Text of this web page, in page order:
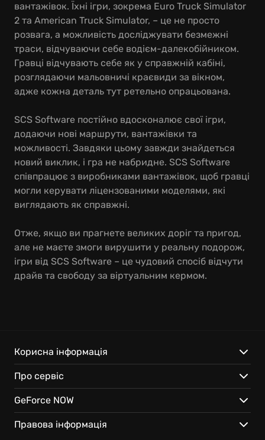
вантажівок. Їхні ігри, зокрема Euro Truck Simulator
2 та American Truck Simulator, – це не просто
розвага, а можливість досліджувати безмежні
траси, відчуваючи себе водієм-далекобійником.
Гравці відчувають себе як у справжній кабіні,
розглядаючи мальовничі краєвиди за вікном,
адже кожна деталь тут ретельно опрацьована.
SCS Software постійно вдосконалює свої ігри,
додаючи нові маршрути, вантажівки та
можливості. Завдяки цьому завжди знайдеться
новий виклик, і гра не набридне. SCS Software
співпрацює з виробниками вантажівок, щоб гравці
могли керувати ліцензованими моделями, які
виглядають як справжні.
Отже, якщо ви прагнете великих доріг та пригод,
але не маєте змоги вирушити у реальну подорож,
ігри від SCS Software – це чудовий спосіб відчути
драйв та свободу за віртуальним кермом.
Корисна інформація
Про сервіс
GeForce NOW
Правова інформація